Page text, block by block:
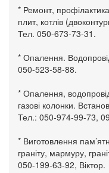
* Ремонт,
плит, котлів
Тел. 050-673-73-31.
* Опалення.
050-523-58-88.
* Опалення,
газові колонки.
Тел.: 050-974-99-73,
* Виготовлення
граніту, мармуру,
050-199-63-92, Віктор.